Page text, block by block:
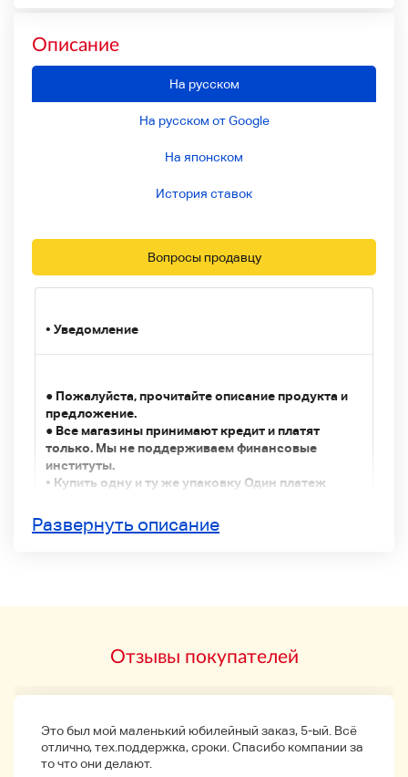
Описание
На русском
На русском от Google
На японском
История ставок
Вопросы продавцу
• Уведомление
● Пожалуйста, прочитайте описание продукта и
предложение.
● Все магазины принимают кредит и платят
только. Мы не поддерживаем финансовые
институты.
• Купить одну и ту же упаковку Один платеж
укажите настройки.
Yu-Pack не может отвечать на Yu-mail или
Развернуть описание
Отзывы покупателей
Это был мой маленький юбилейный заказ, 5-ый. Всё
отлично, тех.поддержка, сроки. Спасибо компании за
то что они делают.